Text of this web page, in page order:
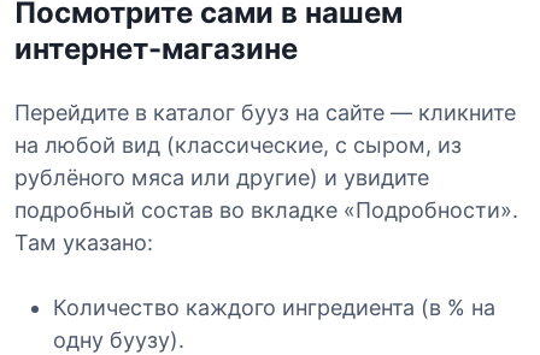
Посмотрите сами в нашем
интернет-магазине
Перейдите в каталог бууз на сайте — кликните
на любой вид (классические, с сыром, из
рублёного мяса или другие) и увидите
подробный состав во вкладке «Подробности».
Там указано:
Количество каждого ингредиента (в % на
одну буузу).